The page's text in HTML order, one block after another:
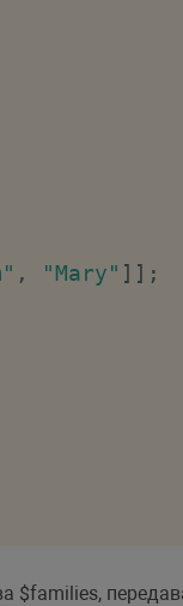
, "Mary" ] ] ;
$families,